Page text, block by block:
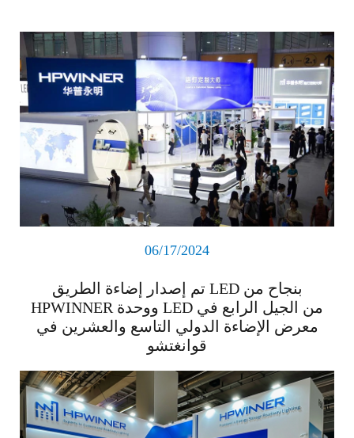
06/17/2024
تم إصدار إضاءة الطريق LED بنجاح من
HPWINNER ووحدة LED من الجيل الرابع في
معرض الإضاءة الدولي التاسع والعشرين في
قوانغتشو
اقرأ المزيد